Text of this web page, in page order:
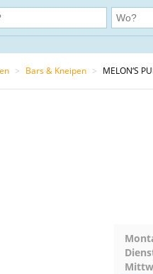
> Bars & Kneipen > MELON‘S